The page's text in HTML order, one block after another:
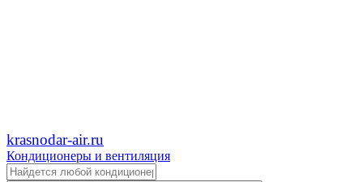
krasnodar-air.ru
Кондиционеры и вентиляция